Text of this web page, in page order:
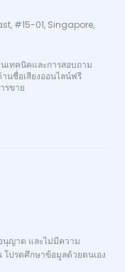
#15-01, Singapore,
เทคนิคและการสอบถาม
นชื่อเสียงออนไลน์ฟรี
รขาย
นุญาต และไม่มีความ
โปรดศึกษาข้อมูลด้วยตนเอง